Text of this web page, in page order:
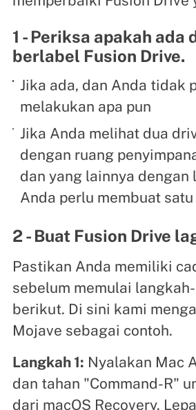
1 - Periksa apakah ada
berlabel Fusion Drive.
Jika ada, dan Anda tidak
melakukan apa pun
Jika Anda melihat dua
dengan ruang
dan yang lainnya dengan
Anda perlu membuat
2 - Buat Fusion Drive
Pastikan Anda memiliki
sebelum memulai
berikut. Di sini kami
Mojave sebagai contoh.
Langkah 1: Nyalakan Mac
dan tahan "Command-R"
dari macOS Recovery.